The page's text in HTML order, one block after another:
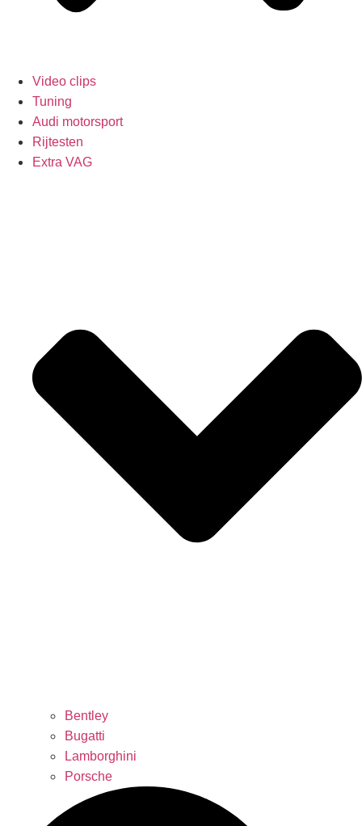
Video clips
Tuning
Audi motorsport
Rijtesten
Extra VAG
Bentley
Bugatti
Lamborghini
Porsche